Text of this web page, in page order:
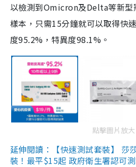
以檢測到Omicron及Delta等新型
樣本，只需15分鐘就可以取得快
度95.2%，特異度98.1%。
點擊圖片放大
延伸閱讀：【快速測試套裝】 莎
裝！最平$15起 政府衛生署認可